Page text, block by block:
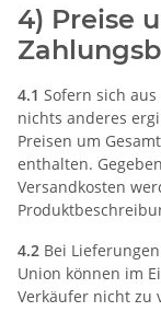
4) Preise
4.1 Sofern sich
nichts anderes
Preisen um
enthalten.
Versandkosten
4.2 Bei
Union können im
Verkäufer nicht zu